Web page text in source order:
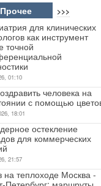
Прочее >>>
для клинических
как инструмент
точной
01:10
человека на
с помощью
18:01
остекление
для коммерческих
21:57
на теплоходе Москва -